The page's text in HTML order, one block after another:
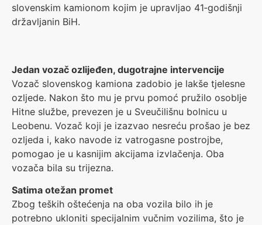
slovenskim kamionom kojim je upravljao 41‑godišnji
državljanin BiH.
Jedan vozač ozlijeđen, dugotrajne intervencije
Vozač slovenskog kamiona zadobio je lakše tjelesne
ozljede. Nakon što mu je prvu pomoć pružilo osoblje
Hitne službe, prevezen je u Sveučilišnu bolnicu u
Leobenu. Vozač koji je izazvao nesreću prošao je bez
ozljeda i, kako navode iz vatrogasne postrojbe,
pomogao je u kasnijim akcijama izvlačenja. Oba
vozača bila su trijezna.
Satima otežan promet
Zbog teških oštećenja na oba vozila bilo ih je
potrebno ukloniti specijalnim vučnim vozilima, što je